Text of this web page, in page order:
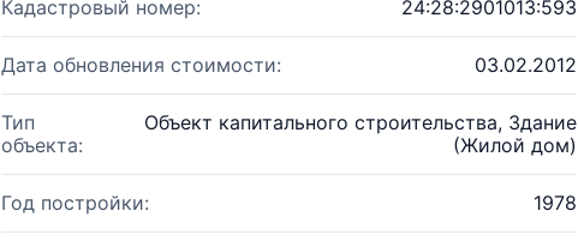
Кадастровый номер: 24:28:2901013:593
Дата обновления стоимости: 03.02.2012
Тип
объекта:
Объект капитального строительства, Здание
(Жилой дом)
Год постройки: 1978